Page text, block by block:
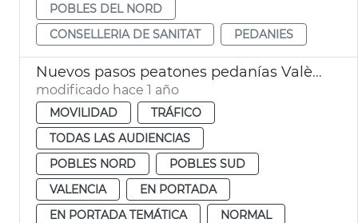
POBLES DEL NORD
CONSELLERIA DE SANITAT
PEDANIES
Nuevos pasos peatones pedanías València
modificado hace 1 año
MOVILIDAD
TRÁFICO
TODAS LAS AUDIENCIAS
POBLES NORD
POBLES SUD
VALENCIA
EN PORTADA
EN PORTADA TEMÁTICA
NORMAL